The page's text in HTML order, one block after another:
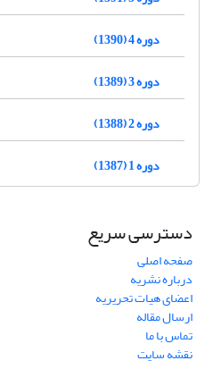
دوره 4 (1390)
دوره 3 (1389)
دوره 2 (1388)
دوره 1 (1387)
دسترسی سریع
صفحه اصلی
درباره نشریه
اعضای هیات تحریریه
ارسال مقاله
تماس با ما
نقشه سایت